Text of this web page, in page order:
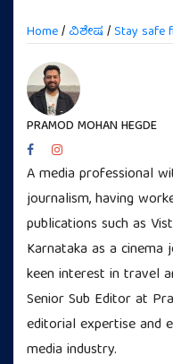
Home/ ವಿಶೇಷ/Stay safe
PRAMOD MOHAN HEGDE
A media professional
journalism, having
publications such as
Karnataka as a
keen interest in travel
Senior Sub Editor at
editorial expertise and
media industry.